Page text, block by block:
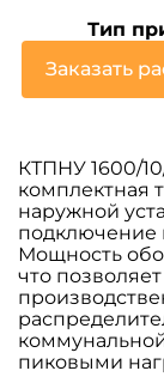
Тип
Заказать
КТПНУ 1600/
комплектная
наружной
подключение
Мощность
что
пиковыми